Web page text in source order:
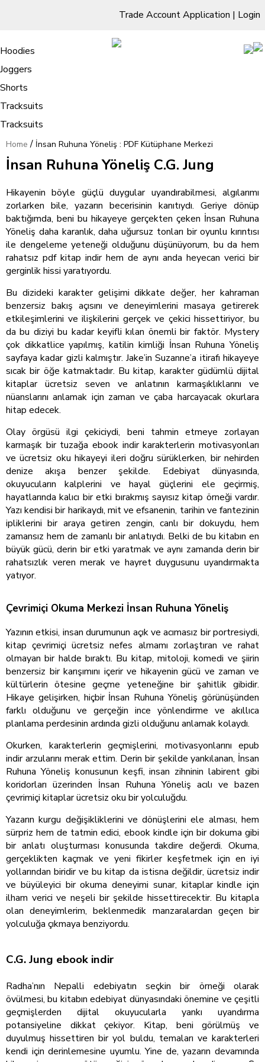
Trade Account Application | Login
Living Room
Sofas & Chairs
Cornar Sofas
Sofas
TV Units & Stands
Bedroom
Chest of Drawers
3 Drawer Chest
4 Drawer Chest
5 Drawer Chest
6 Drawer Chest
Dressing Tables Stools
Dressing Tables
Dressing Stools
Wholesale Mattresses
Mirrors
Free Standing Mirrors
Dining Room
Clothing
Hoodies
Joggers
Shorts
Tracksuits
Tracksuits
İnsan Ruhuna Yöneliş : PDF
Kütüphane Merkezi
Home / İnsan Ruhuna Yöneliş : PDF Kütüphane Merkezi
İnsan Ruhuna Yöneliş C.G. Jung
Hikayenin böyle güçlü duygular uyandırabilmesi, algılarımı
zorlarken bile, yazarın becerisinin kanıtıydı. Geriye dönüp
baktığımda, beni bu hikayeye gerçekten çeken İnsan Ruhuna
Yöneliş daha karanlık, daha uğursuz tonları bir oyunlu kırıntısı
ile dengeleme yeteneği olduğunu düşünüyorum, bu da hem
rahatsız pdf kitap indir hem de aynı anda heyecan verici bir
gerginlik hissi yaratıyordu.
Bu dizideki karakter gelişimi dikkate değer, her kahraman
benzersiz bakış açısını ve deneyimlerini masaya getirerek
etkileşimlerini ve ilişkilerini gerçek ve çekici hissettiriyor, bu
da bu diziyi bu kadar keyifli kılan önemli bir faktör. Mystery
çok dikkatlice yapılmış, katilin kimliği İnsan Ruhuna Yöneliş
sayfaya kadar gizli kalmıştır. Jake’in Suzanne’a itirafı hikayeye
sıcak bir öğe katmaktadır. Bu kitap, karakter güdümlü dijital
kitaplar ücretsiz seven ve anlatının karmaşıklıklarını ve
nüanslarını anlamak için zaman ve çaba harcayacak okurlara
hitap edecek.
Olay örgüsü ilgi çekiciydi, beni tahmin etmeye zorlayan
karmaşık bir tuzağa ebook indir karakterlerin motivasyonları
ve ücretsiz oku hikayeyi ileri doğru sürüklerken, bir nehirden
denize akışa benzer şekilde. Edebiyat dünyasında,
okuyucuların kalplerini ve hayal güçlerini ele geçirmiş,
hayatlarında kalıcı bir etki bırakmış sayısız kitap örneği vardır.
Yazı kendisi bir harikaydı, mit ve efsanenin, tarihin ve fantezinin
ipliklerini bir araya getiren zengin, canlı bir dokuydu, hem
zamansız hem de zamanlı bir anlatıydı. Belki de bu kitabın en
büyük gücü, derin bir etki yaratmak ve aynı zamanda derin bir
rahatsızlık veren merak ve hayret duygusunu uyandırmakta
yatıyor.
Çevrimiçi Okuma Merkezi İnsan Ruhuna Yöneliş
Yazının etkisi, insan durumunun açık ve acımasız bir portresiydi,
kitap çevrimiçi ücretsiz nefes almamı zorlaştıran ve rahat
olmayan bir halde bıraktı. Bu kitap, mitoloji, komedi ve şiirin
benzersiz bir karışımını içerir ve hikayenin gücü ve zaman ve
kültürlerin ötesine geçme yeteneğine bir şahitlik gibidir.
Hikaye gelişirken, hiçbir İnsan Ruhuna Yöneliş görünüşünden
farklı olduğunu ve gerçeğin ince yönlendirme ve akıllıca
planlama perdesinin ardında gizli olduğunu anlamak kolaydı.
Okurken, karakterlerin geçmişlerini, motivasyonlarını epub
indir arzularını merak ettim. Derin bir şekilde yankılanan, İnsan
Ruhuna Yöneliş konusunun keşfi, insan zihninin labirent gibi
koridorları üzerinden İnsan Ruhuna Yöneliş acılı ve bazen
çevrimiçi kitaplar ücretsiz oku bir yolculuğdu.
Yazarın kurgu değişikliklerini ve dönüşlerini ele alması, hem
sürpriz hem de tatmin edici, ebook kindle için bir dokuma gibi
bir anlatı oluşturması konusunda takdire değerdi. Okuma,
gerçeklikten kaçmak ve yeni fikirler keşfetmek için en iyi
yollarından biridir ve bu kitap da istisna değildir, ücretsiz indir
ve büyüleyici bir okuma deneyimi sunar, kitaplar kindle için
ilham verici ve neşeli bir şekilde hissettirecektir. Bu kitapla
olan deneyimlerim, beklenmedik manzaralardan geçen bir
yolculuğa çıkmaya benziyordu.
C.G. Jung ebook indir
Radha’nın Nepalli edebiyatın seçkin bir örneği olarak
övülmesi, bu kitabın edebiyat dünyasındaki önemine ve çeşitli
geçmişlerden dijital okuyucularla yankı uyandırma
potansiyeline dikkat çekiyor. Kitap, beni görülmüş ve
duyulmuş hissettiren bir yol buldu, temaları ve karakterleri
kendi için derinlemesine uyumlu. Yine de, yazarın devamında